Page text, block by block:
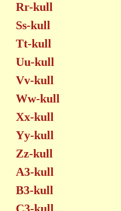
Rr-kull
Ss-kull
Tt-kull
Uu-kull
Vv-kull
Ww-kull
Xx-kull
Yy-kull
Zz-kull
A3-kull
B3-kull